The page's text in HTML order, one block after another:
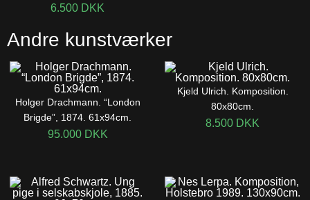
6.500 DKK
Andre kunstværker
Holger Drachmann. “London
Brigde”, 1874. 61x94cm.
95.000 DKK
Kjeld Ulrich. Komposition.
80x80cm.
8.500 DKK